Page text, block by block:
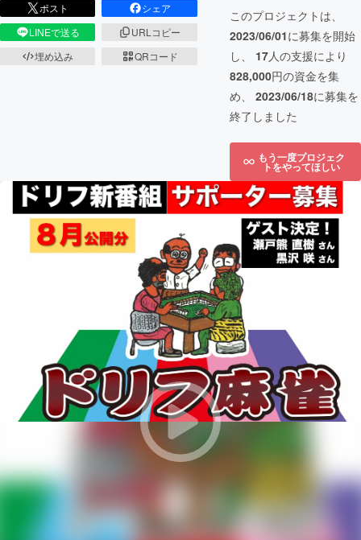
ポスト
シェア
LINEで送る
URLコピー
埋め込み
QRコード
このプロジェクトは、
2023/06/01に募集を開始
し、 17人の支援により
828,000円の資金を集
め、 2023/06/18に募集を
終了しました
もう一度プロジェク
トをやってほしい